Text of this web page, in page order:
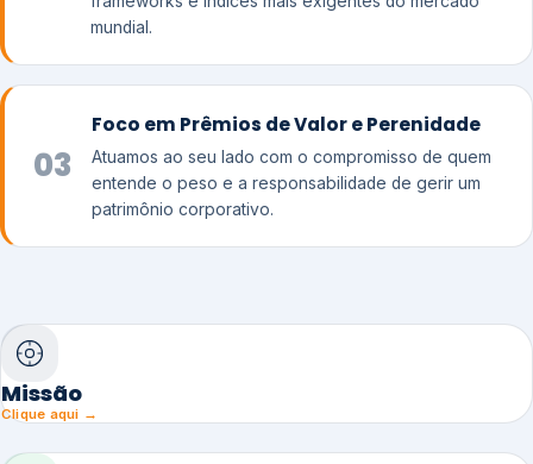
mundial.
03
Foco em Prêmios de Valor e Perenidade
Atuamos ao seu lado com o compromisso de quem
entende o peso e a responsabilidade de gerir um
patrimônio corporativo.
Missão
Clique aqui →